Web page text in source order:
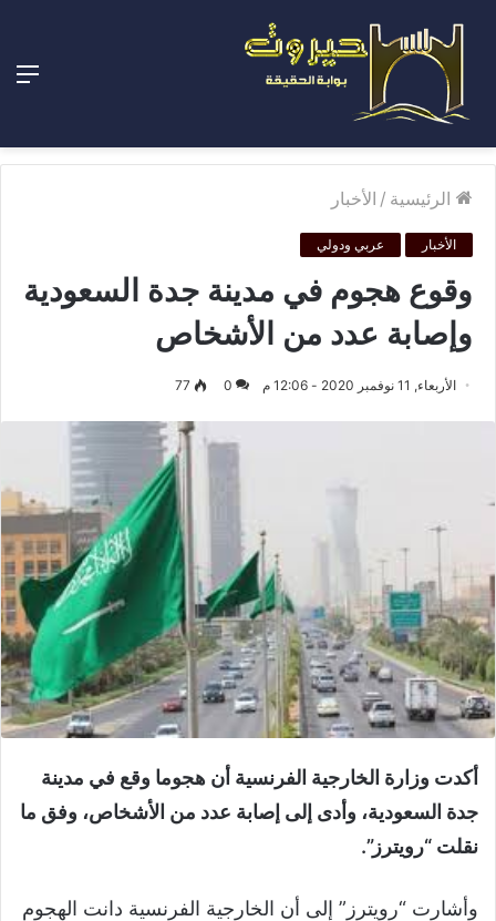
الرئيسية / الأخبار
الأخبار عربي ودولي
وقوع هجوم في مدينة جدة السعودية
وإصابة عدد من الأشخاص
الأربعاء, 11 نوفمبر 2020 - 12:06 م 0
77
أكدت وزارة الخارجية الفرنسية أن هجوما وقع في مدينة
جدة السعودية، وأدى إلى إصابة عدد من الأشخاص، وفق ما
نقلت “رويترز”.
وأشارت “رويترز” إلى أن الخارجية الفرنسية دانت الهجوم